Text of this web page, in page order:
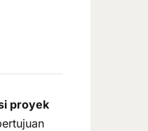
proyek